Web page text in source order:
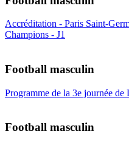
Accréditation - Paris Saint-
Champions - J1
Football masculin
Programme de la 3e journée de
Football masculin